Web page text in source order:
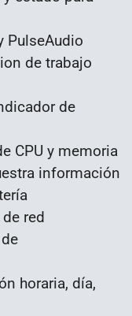
PulseAudio
de trabajo
de
CPU y memoria
información
red
horaria, día,